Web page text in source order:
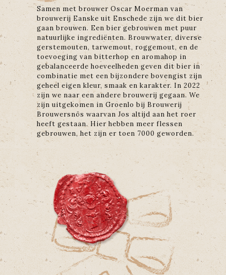
Samen met brouwer Oscar Moerman van
brouwerij Eanske uit Enschede zijn we dit bier
gaan brouwen. Een bier gebrouwen met puur
natuurlijke ingrediënten. Brouwwater, diverse
gerstemouten, tarwemout, roggemout, en de
toevoeging van bitterhop en aromahop in
gebalanceerde hoeveelheden geven dit bier in
combinatie met een bijzondere bovengist zijn
geheel eigen kleur, smaak en karakter. In 2022
zijn we naar een andere brouwerij gegaan. We
zijn uitgekomen in Groenlo bij Brouwerij
Brouwersnös waarvan Jos altijd aan het roer
heeft gestaan. Hier hebben meer flessen
gebrouwen, het zijn er toen 7000 geworden.